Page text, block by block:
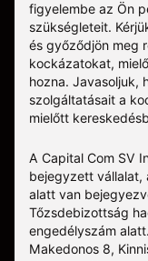
figyelembe az Ön
szükségleteit.
és győződjön meg
kockázatokat,
hozna. Javasoljuk,
szolgáltatásait a
mielőtt
A Capital Com SV
bejegyzett vállalat,
alatt van
Tőzsdebizottság
engedélyszám
Makedonos 8,